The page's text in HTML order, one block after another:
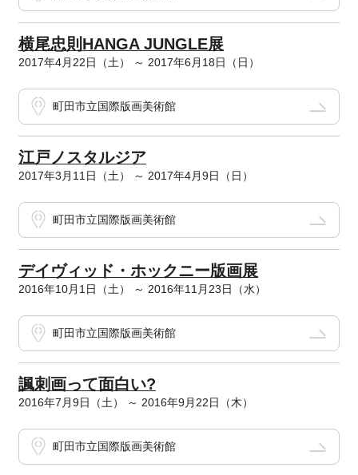
横尾忠則HANGA JUNGLE展
2017年4月22日（土） ～ 2017年6月18日（日）
町田市立国際版画美術館
江戸ノスタルジア
2017年3月11日（土） ～ 2017年4月9日（日）
町田市立国際版画美術館
デイヴィッド・ホックニー版画展
2016年10月1日（土） ～ 2016年11月23日（水）
町田市立国際版画美術館
諷刺画って面白い?
2016年7月9日（土） ～ 2016年9月22日（木）
町田市立国際版画美術館